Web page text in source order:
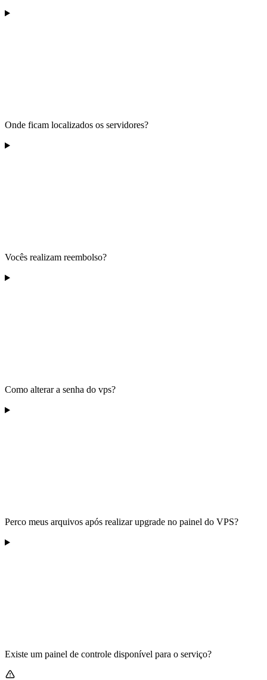
Onde ficam localizados os servidores?
Vocês realizam reembolso?
Como alterar a senha do vps?
Perco meus arquivos após realizar upgrade no painel do VPS?
Existe um painel de controle disponível para o serviço?